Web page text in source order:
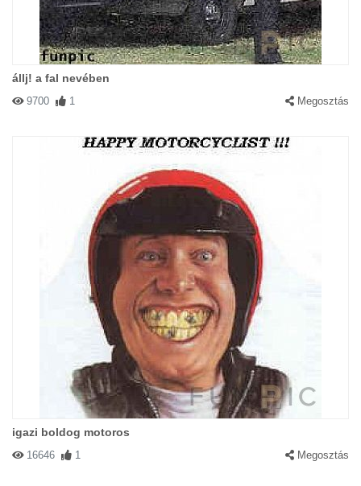
állj! a fal nevében
9700 1 Megosztás
igazi boldog motoros
16646 1 Megosztás